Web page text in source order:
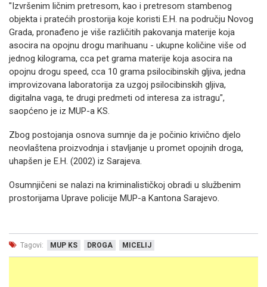
"Izvršenim ličnim pretresom, kao i pretresom stambenog
objekta i pratećih prostorija koje koristi E.H. na području Novog
Grada, pronađeno je više različitih pakovanja materije koja
asocira na opojnu drogu marihuanu - ukupne količine više od
jednog kilograma, cca pet grama materije koja asocira na
opojnu drogu speed, cca 10 grama psilocibinskih gljiva, jedna
improvizovana laboratorija za uzgoj psilocibinskih gljiva,
digitalna vaga, te drugi predmeti od interesa za istragu",
saopćeno je iz MUP-a KS.
Zbog postojanja osnova sumnje da je počinio krivično djelo
neovlaštena proizvodnja i stavljanje u promet opojnih droga,
uhapšen je E.H. (2002) iz Sarajeva.
Osumnjičeni se nalazi na kriminalističkoj obradi u službenim
prostorijama Uprave policije MUP-a Kantona Sarajevo.
Tagovi: MUP KS DROGA MICELIJ